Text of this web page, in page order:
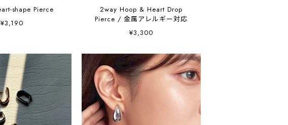
shape Pierce
¥3,190
2way Hoop & Heart Drop
Pierce / 金属アレルギー対応
¥3,300